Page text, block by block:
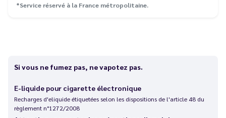
*Service réservé à la France métropolitaine.
Si vous ne fumez pas, ne vapotez pas.
E-liquide pour cigarette électronique
Recharges d'eliquide étiquetées selon les dispositions de l'article 48 du
règlement n°1272/2008